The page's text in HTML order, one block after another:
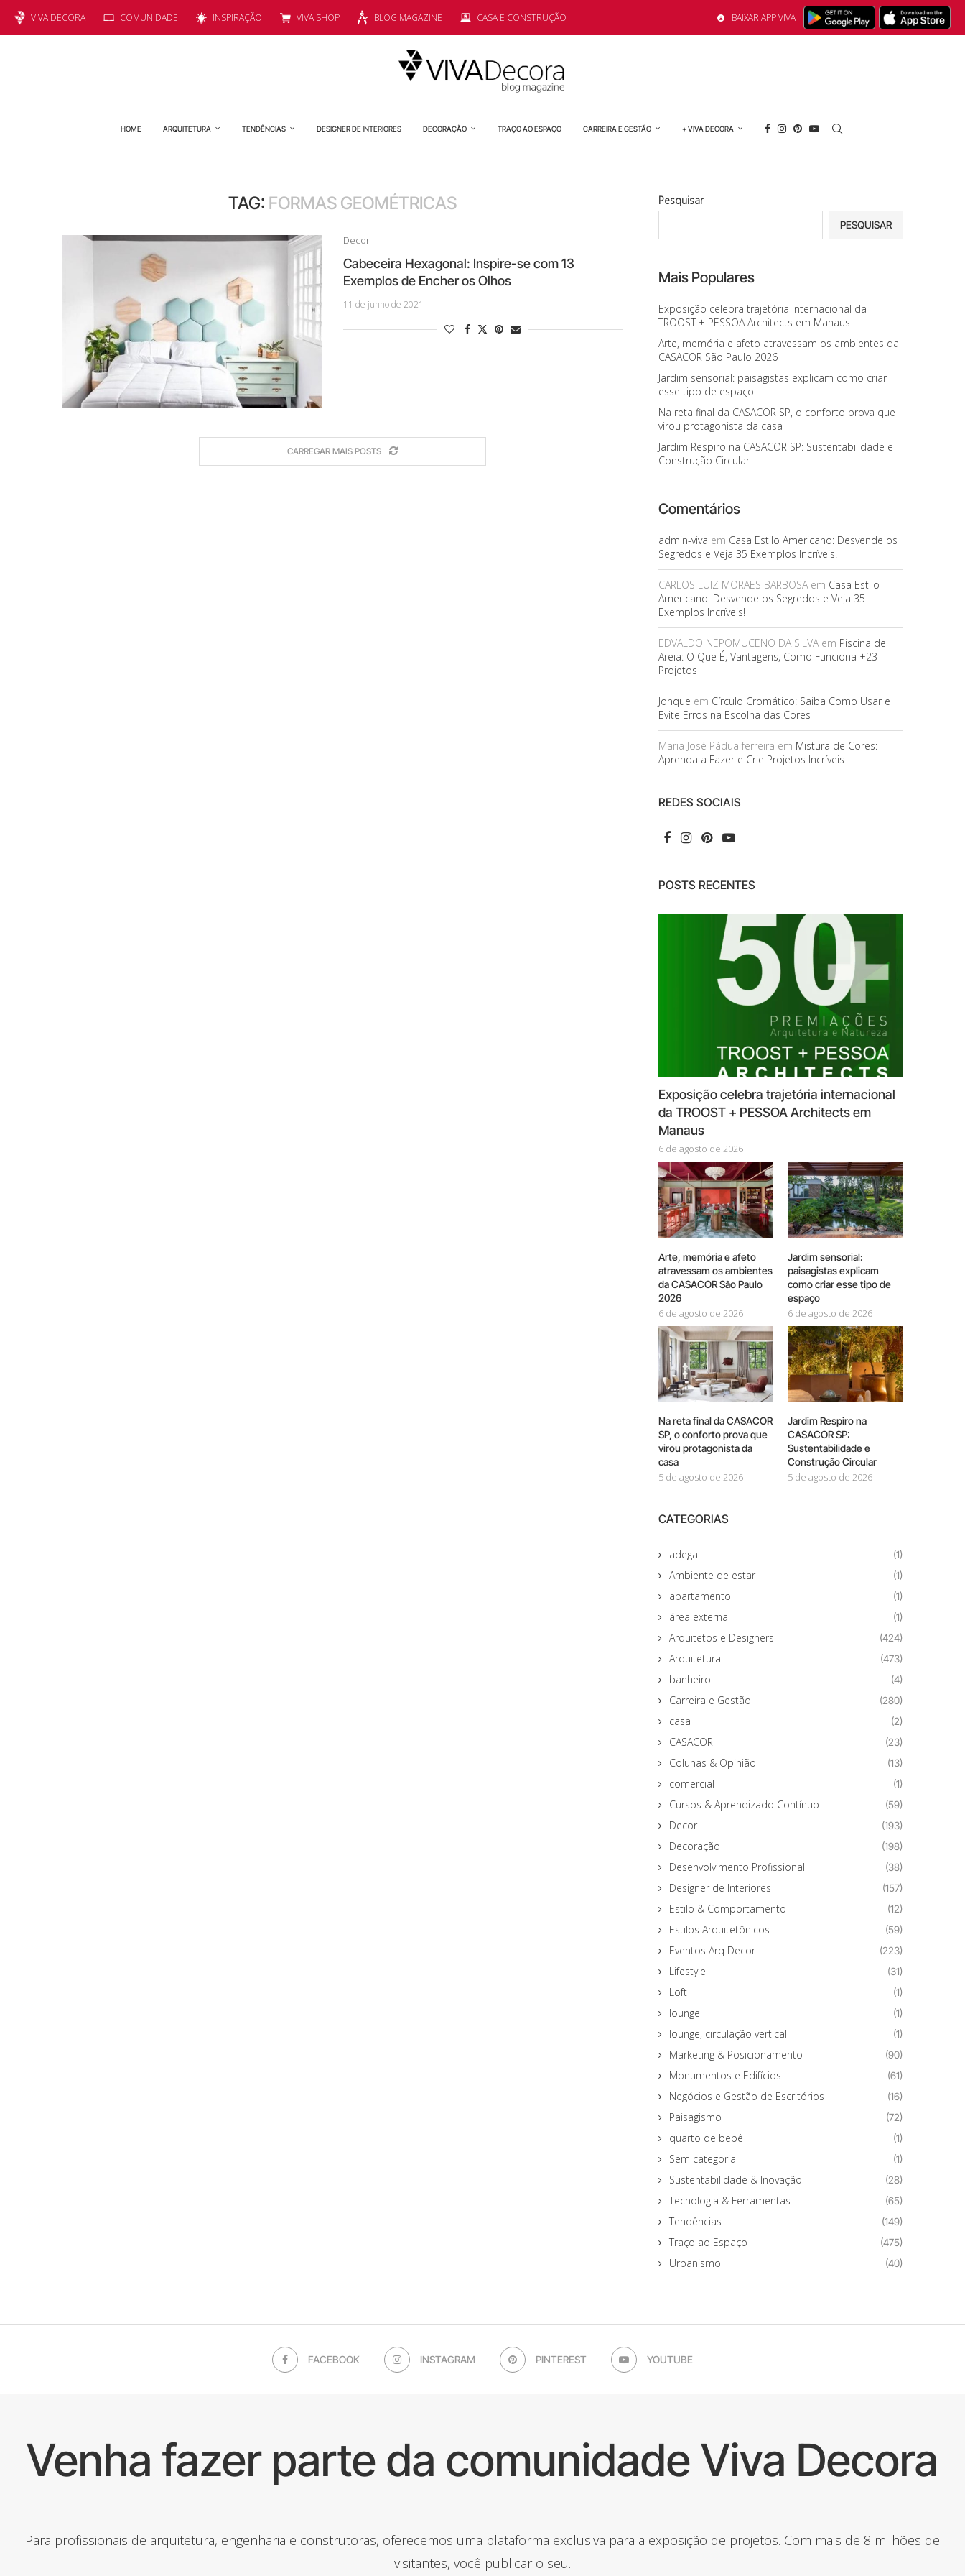
VIVA DECORA COMUNIDADE INSPIRAÇÃO VIVA SHOP BLOG MAGAZINE CASA E CONSTRUÇÃO BAIXAR APP VIVA
HOME ARQUITETURA TENDÊNCIAS DESIGNER DE INTERIORES DECORAÇÃO TRAÇO AO ESPAÇO CARREIRA E GESTÃO + VIVA DECORA
TAG: FORMAS GEOMÉTRICAS
Decor
Cabeceira Hexagonal: Inspire-se com 13
Exemplos de Encher os Olhos
11 de junho de 2021
CARREGAR MAIS POSTS
Pesquisar
PESQUISAR
Mais Populares
Exposição celebra trajetória internacional da
TROOST + PESSOA Architects em Manaus
Arte, memória e afeto atravessam os ambientes da
CASACOR São Paulo 2026
Jardim sensorial: paisagistas explicam como criar
esse tipo de espaço
Na reta final da CASACOR SP, o conforto prova que
virou protagonista da casa
Jardim Respiro na CASACOR SP: Sustentabilidade e
Construção Circular
Comentários
admin-viva em Casa Estilo Americano: Desvende os
Segredos e Veja 35 Exemplos Incríveis!
CARLOS LUIZ MORAES BARBOSAem Casa Estilo
Americano: Desvende os Segredos e Veja 35
Exemplos Incríveis!
EDVALDO NEPOMUCENO DA SILVAem Piscina de
Areia: O Que É, Vantagens, Como Funciona +23
Projetos
Jonque em Círculo Cromático: Saiba Como Usar e
Evite Erros na Escolha das Cores
Maria José Pádua ferreira em Mistura de Cores:
Aprenda a Fazer e Crie Projetos Incríveis
REDES SOCIAIS
POSTS RECENTES
Exposição celebra trajetória internacional
da TROOST + PESSOA Architects em
Manaus
6 de agosto de 2026
Arte, memória e afeto
atravessam os ambientes
da CASACOR São Paulo
2026
6 de agosto de 2026
Jardim sensorial:
paisagistas explicam
como criar esse tipo de
espaço
6 de agosto de 2026
Na reta final da CASACOR
SP, o conforto prova que
virou protagonista da
casa
5 de agosto de 2026
Jardim Respiro na
CASACOR SP:
Sustentabilidade e
Construção Circular
5 de agosto de 2026
CATEGORIAS
adega (1)
Ambiente de estar (1)
apartamento (1)
área externa (1)
Arquitetos e Designers (424)
Arquitetura (473)
banheiro (4)
Carreira e Gestão (280)
casa (2)
CASACOR (23)
Colunas & Opinião (13)
comercial (1)
Cursos & Aprendizado Contínuo (59)
Decor (193)
Decoração (198)
Desenvolvimento Profissional (38)
Designer de Interiores (157)
Estilo & Comportamento (12)
Estilos Arquitetônicos (59)
Eventos Arq Decor (223)
Lifestyle (31)
Loft (1)
lounge (1)
lounge, circulação vertical (1)
Marketing & Posicionamento (90)
Monumentos e Edifícios (61)
Negócios e Gestão de Escritórios (16)
Paisagismo (72)
quarto de bebê (1)
Sem categoria (1)
Sustentabilidade & Inovação (28)
Tecnologia & Ferramentas (65)
Tendências (149)
Traço ao Espaço (475)
Urbanismo (40)
FACEBOOK INSTAGRAM PINTEREST YOUTUBE
Venha fazer parte da comunidade Viva Decora
Para profissionais de arquitetura, engenharia e construtoras, oferecemos uma plataforma exclusiva para a exposição de projetos. Com mais de 8 milhões de
visitantes, você publicar o seu.